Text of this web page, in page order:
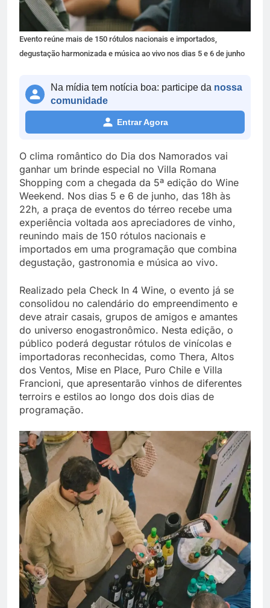
Evento reúne mais de 150 rótulos nacionais e importados,
degustação harmonizada e música ao vivo nos dias 5 e 6 de junho
Na mídia tem notícia boa: participe da nossa
comunidade
Entrar Agora
O clima romântico do Dia dos Namorados vai
ganhar um brinde especial no Villa Romana
Shopping com a chegada da 5ª edição do Wine
Weekend. Nos dias 5 e 6 de junho, das 18h às
22h, a praça de eventos do térreo recebe uma
experiência voltada aos apreciadores de vinho,
reunindo mais de 150 rótulos nacionais e
importados em uma programação que combina
degustação, gastronomia e música ao vivo.
Realizado pela Check In 4 Wine, o evento já se
consolidou no calendário do empreendimento e
deve atrair casais, grupos de amigos e amantes
do universo enogastronômico. Nesta edição, o
público poderá degustar rótulos de vinícolas e
importadoras reconhecidas, como Thera, Altos
dos Ventos, Mise en Place, Puro Chile e Villa
Francioni, que apresentarão vinhos de diferentes
terroirs e estilos ao longo dos dois dias de
programação.